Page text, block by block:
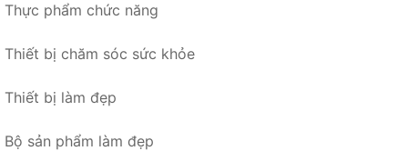
Thực phẩm chức năng
Thiết bị chăm sóc sức khỏe
Thiết bị làm đẹp
Bộ sản phẩm làm đẹp